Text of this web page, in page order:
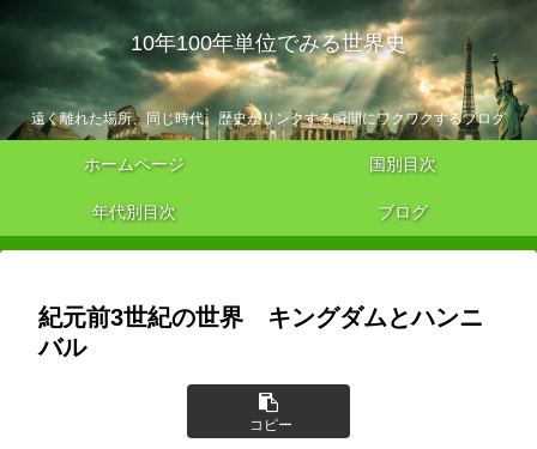
10年100年単位でみる世界史
遠く離れた場所、同じ時代。歴史がリンクする瞬間にワクワクするブログ
ホームページ 国別目次
年代別目次 ブログ
紀元前3世紀の世界 キングダムとハンニ
バル
コピー